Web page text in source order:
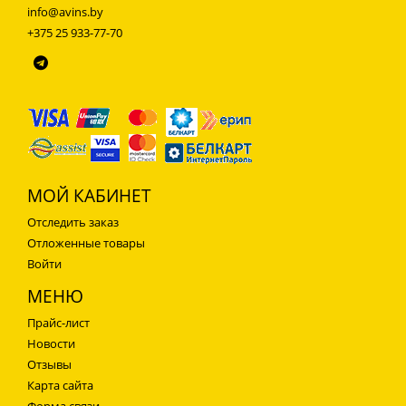
info@avins.by
+375 25 933-77-70
МОЙ КАБИНЕТ
Отследить заказ
Отложенные товары
Войти
МЕНЮ
Прайс-лист
Новости
Отзывы
Карта сайта